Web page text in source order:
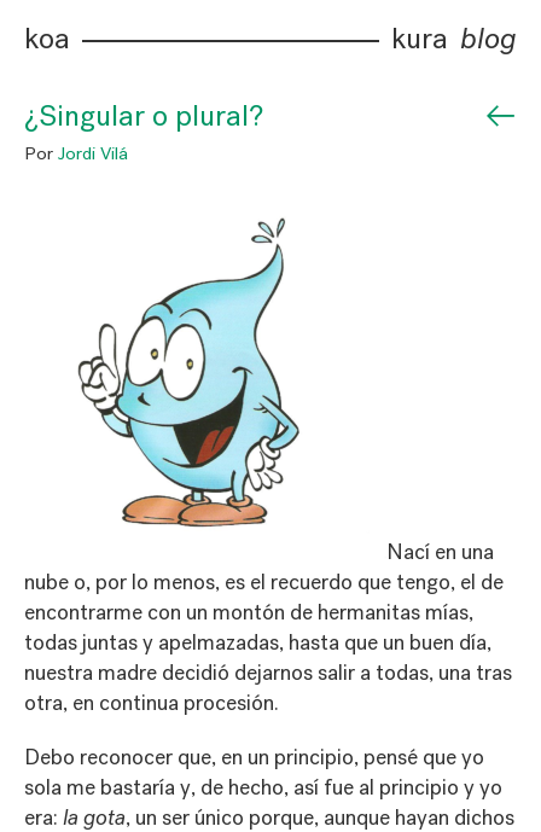
koa kura blog
¿Singular o plural? ←
Por Jordi Vilá
Nací en una
nube o, por lo menos, es el recuerdo que tengo, el de
encontrarme con un montón de hermanitas mías,
todas juntas y apelmazadas, hasta que un buen día,
nuestra madre decidió dejarnos salir a todas, una tras
otra, en continua procesión.
Debo reconocer que, en un principio, pensé que yo
sola me bastaría y, de hecho, así fue al principio y yo
era: la gota, un ser único porque, aunque hayan dichos